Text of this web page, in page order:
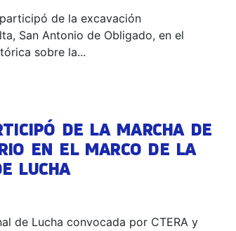
de la excavación
San Antonio de Obligado, en el
sobre la...
DE LA MARCHA DE
EN EL MARCO DE LA
LUCHA
de Lucha convocada por CTERA y